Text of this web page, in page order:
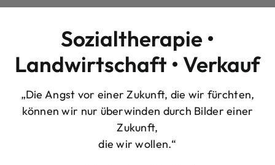
Sozialtherapie •
Landwirtschaft • Verkauf
„Die Angst vor einer Zukunft, die wir fürchten,
können wir nur überwinden durch Bilder einer
Zukunft,
die wir wollen.“